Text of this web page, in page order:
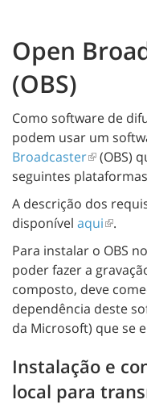
Open
(OBS)
Como software de
podem usar um
Broadcaster
(OBS)
seguintes
A descrição dos
disponível aqui
.
Para instalar o OBS
poder fazer a
composto, deve
dependência deste
da Microsoft) que se
Instalação e
local para